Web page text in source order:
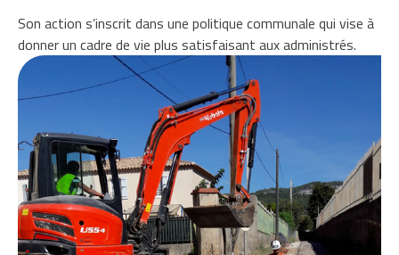
Son action s’inscrit dans une politique communale qui vise à
donner un cadre de vie plus satisfaisant aux administrés.